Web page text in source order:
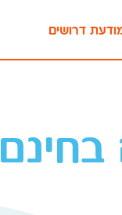
דרושים
בחינם